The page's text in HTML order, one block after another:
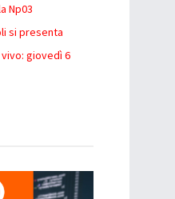
Np03
si presenta
vivo: giovedì 6